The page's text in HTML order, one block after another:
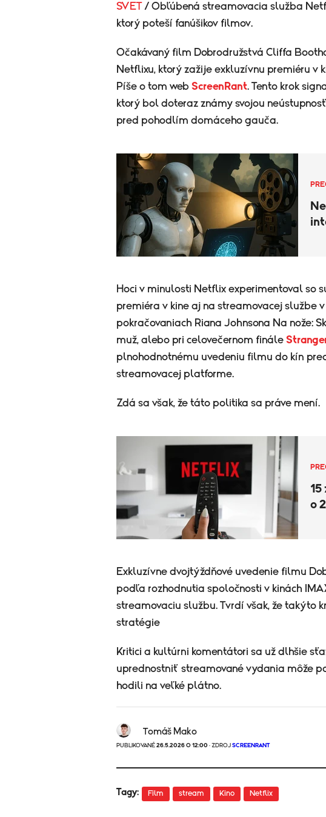
SVET/ Obľúbená streamovacia služba
ktorý poteší fanúšikov filmov.
Očakávaný film Dobrodružstvá Cliffa
Netflixu, ktorý zažije exkluzívnu premiéru v
Píše o tom web ScreenRant. Tento krok
ktorý bol doteraz známy svojou
pred pohodlím domáceho gauča.
Hoci v minulosti Netflix experimentoval so
premiéra v kine aj na streamovacej službe
pokračovaniach Riana Johnsona Na nože:
muž, alebo pri celovečernom finále
plnohodnotnému uvedeniu filmu do kín
streamovacej platforme.
Zdá sa však, že táto politika sa práve mení.
o
Exkluzívne dvojtýždňové uvedenie filmu
podľa rozhodnutia spoločnosti v kinách
streamovaciu službu. Tvrdí však, že takýto
stratégie
Kritici a kultúrni komentátori sa už dlhšie
uprednostniť streamované vydania môže
hodili na veľké plátno.
Tomáš Mako
PUBLIKOVANÉ 26.5.2026 O 12:00 · ZDROJ SCREENRANT
Tagy: Film stream Kino Netflix